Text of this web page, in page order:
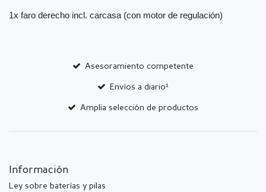
1x faro derecho incl. carcasa (con motor de regulación)
Asesoramiento competente
Envíos a diario¹
Amplia selección de productos
Información
Ley sobre baterías y pilas